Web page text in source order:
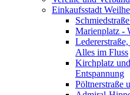
Einkaufsstadt
Marienplatz -
Alles im Fluss
Kirchplatz
Entspannung
Pöltnerstraße